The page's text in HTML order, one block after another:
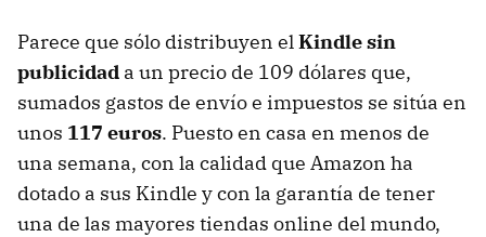
Parece que sólo distribuyen elKindle sin
publicidad a un precio de 109 dólares que,
sumados gastos de envío e impuestos se sitúa en
unos 117 euros. Puesto en casa en menos de
una semana, con la calidad que Amazon ha
dotado a sus Kindle y con la garantía de tener
una de las mayores tiendas online del mundo,